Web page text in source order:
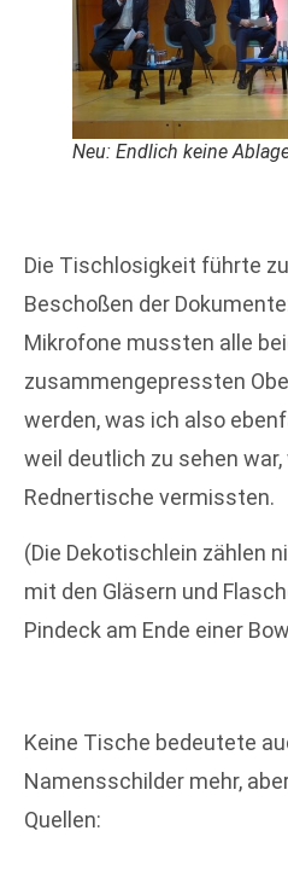
Neu: Endlich keine
Die Tischlosigkeit führte
Beschoßen der
Mikrofone mussten alle
zusammengepressten
werden, was ich also
weil deutlich zu sehen
Rednertische vermissten.
(Die Dekotischlein zählen
mit den Gläsern und
Pindeck am Ende einer
Keine Tische bedeutete
Namensschilder mehr,
Quellen: